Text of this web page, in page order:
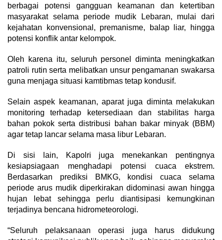
berbagai potensi gangguan keamanan dan ketertiban
masyarakat selama periode mudik Lebaran, mulai dari
kejahatan konvensional, premanisme, balap liar, hingga
potensi konflik antar kelompok.
Oleh karena itu, seluruh personel diminta meningkatkan
patroli rutin serta melibatkan unsur pengamanan swakarsa
guna menjaga situasi kamtibmas tetap kondusif.
Selain aspek keamanan, aparat juga diminta melakukan
monitoring terhadap ketersediaan dan stabilitas harga
bahan pokok serta distribusi bahan bakar minyak (BBM)
agar tetap lancar selama masa libur Lebaran.
Di sisi lain, Kapolri juga menekankan pentingnya
kesiapsiagaan menghadapi potensi cuaca ekstrem.
Berdasarkan prediksi BMKG, kondisi cuaca selama
periode arus mudik diperkirakan didominasi awan hingga
hujan lebat sehingga perlu diantisipasi kemungkinan
terjadinya bencana hidrometeorologi.
“Seluruh pelaksanaan operasi juga harus didukung